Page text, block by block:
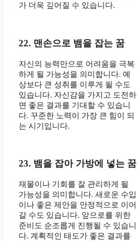
가 더욱 깊어질 수 있습니다.
22. 맨손으로 뱀을 잡는 꿈
자신의 능력만으로 어려움을 극복
하게 될 가능성을 의미합니다. 예
상보다 큰 성취를 이루게 될 수도
있습니다. 자신감을 가지고 도전하
면 좋은 결과를 기대할 수 있습니
다. 꾸준한 노력이 가장 큰 힘이 되
는 시기입니다.
23. 뱀을 잡아 가방에 넣는 꿈
재물이나 기회를 잘 관리하게 될
가능성을 의미합니다. 새로운 수입
이나 좋은 제안을 안정적으로 이어
갈 수도 있습니다. 앞으로를 위한
준비도 순조롭게 진행될 수 있습니
다. 계획적인 태도가 좋은 결과를